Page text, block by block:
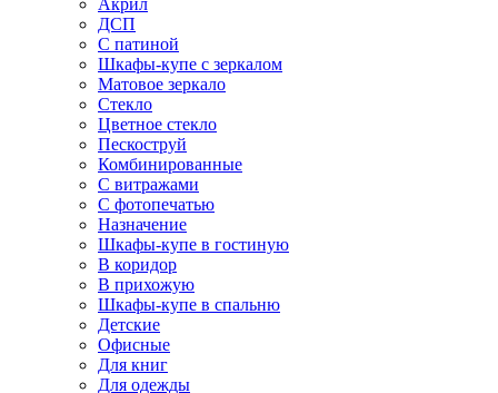
Акрил
ДСП
С патиной
Шкафы-купе с зеркалом
Матовое зеркало
Стекло
Цветное стекло
Пескоструй
Комбинированные
С витражами
С фотопечатью
Назначение
Шкафы-купе в гостиную
В коридор
В прихожую
Шкафы-купе в спальню
Детские
Офисные
Для книг
Для одежды